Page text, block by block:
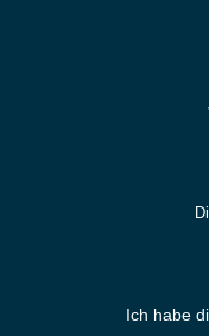
Ich habe